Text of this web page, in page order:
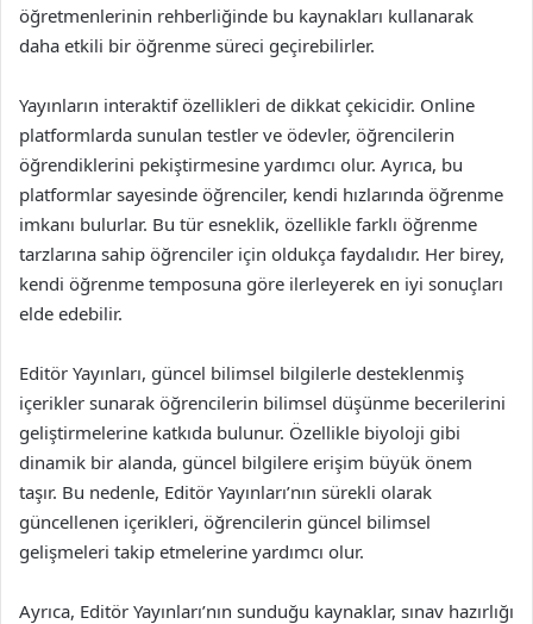
öğretmenlerinin rehberliğinde bu kaynakları kullanarak
daha etkili bir öğrenme süreci geçirebilirler.
Yayınların interaktif özellikleri de dikkat çekicidir. Online
platformlarda sunulan testler ve ödevler, öğrencilerin
öğrendiklerini pekiştirmesine yardımcı olur. Ayrıca, bu
platformlar sayesinde öğrenciler, kendi hızlarında öğrenme
imkanı bulurlar. Bu tür esneklik, özellikle farklı öğrenme
tarzlarına sahip öğrenciler için oldukça faydalıdır. Her birey,
kendi öğrenme temposuna göre ilerleyerek en iyi sonuçları
elde edebilir.
Editör Yayınları, güncel bilimsel bilgilerle desteklenmiş
içerikler sunarak öğrencilerin bilimsel düşünme becerilerini
geliştirmelerine katkıda bulunur. Özellikle biyoloji gibi
dinamik bir alanda, güncel bilgilere erişim büyük önem
taşır. Bu nedenle, Editör Yayınları’nın sürekli olarak
güncellenen içerikleri, öğrencilerin güncel bilimsel
gelişmeleri takip etmelerine yardımcı olur.
Ayrıca, Editör Yayınları’nın sunduğu kaynaklar, sınav hazırlığı